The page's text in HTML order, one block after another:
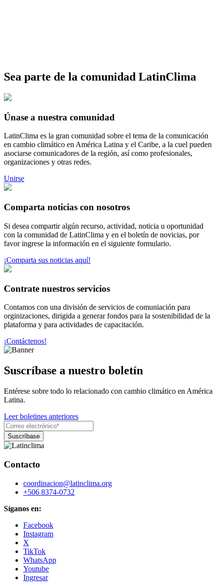
Sea parte de la comunidad LatinClima
Únase a nuestra comunidad
LatinClima es la gran comunidad sobre el tema de la comunicación
en cambio climático en América Latina y el Caribe, a la cuel pueden
asociarse comunicadores de la región, así como profesionales,
organizaciones y otras redes.
Unirse
Comparta noticias con nosotros
Si desea compartir algún recurso, actividad, noticia u oportunidad
con la comunidad de LatinClima y en el boletín de novicias, por
favor ingrese la información en el siguiente formulario.
¡Comparta sus noticias aquí!
Contrate nuestros servicios
Contamos con una división de servicios de comuniación para
orginizaciones, dirigida a generar fondos para la sostenibilidad de la
plataforma y para actividades de capacitación.
¡Contáctenos!
Suscríbase a nuestro boletín
Entérese sobre todo lo relacionado con cambio climático en América
Latina.
Leer boletines anteriores
Contacto
coordinacion@latinclima.org
+506 8374-0732
Síganos en:
Facebook
Instagram
X
TikTok
WhatsApp
Youtube
Ingresar